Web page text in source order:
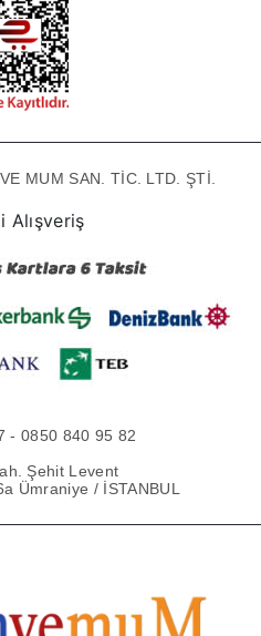
MUM SAN. TİC. LTD. ŞTİ.
Alışveriş
- 0850 840 95 82
Şehit Levent
Ümraniye / İSTANBUL